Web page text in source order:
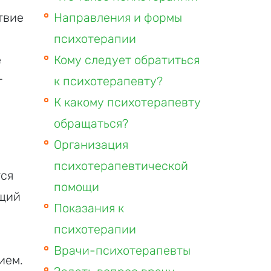
Направления и формы
психотерапии
Кому следует обратиться
к психотерапевту?
К какому психотерапевту
обращаться?
Организация
психотерапевтической
помощи
Показания к
психотерапии
Врачи-психотерапевты